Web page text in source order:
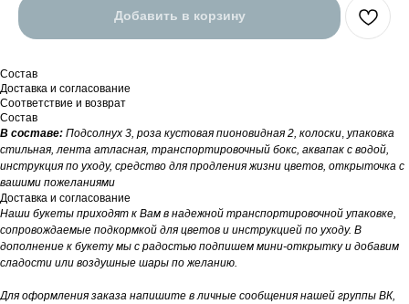
Добавить в корзину
Состав
Доставка и согласование
Соответствие и возврат
Состав
В составе: Подсолнух 3, роза кустовая пионовидная 2, колоски, упаковка
стильная, лента атласная, транспортировочный бокс, аквапак с водой,
инструкция по уходу, средство для продления жизни цветов, открыточка с
вашими пожеланиями
Доставка и согласование
Наши букеты приходят к Вам в надежной транспортировочной упаковке,
сопровождаемые подкормкой для цветов и инструкцией по уходу. В
дополнение к букету мы с радостью подпишем мини-открытку и добавим
сладости или воздушные шары по желанию.
Для оформления заказа напишите в личные сообщения нашей группы ВК,